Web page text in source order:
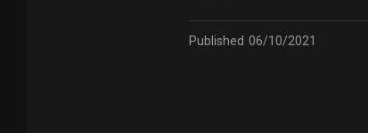
Published 06/10/2021